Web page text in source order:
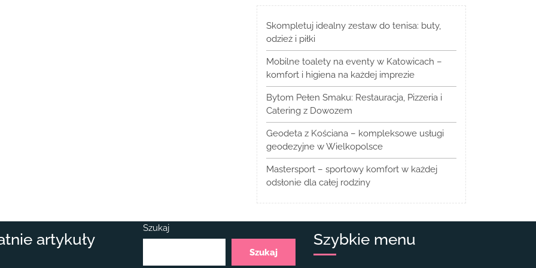
Skompletuj idealny zestaw do tenisa: buty,
odzież i piłki
Mobilne toalety na eventy w Katowicach –
komfort i higiena na każdej imprezie
Bytom Pełen Smaku: Restauracja, Pizzeria i
Catering z Dowozem
Geodeta z Kościana – kompleksowe usługi
geodezyjne w Wielkopolsce
Mastersport – sportowy komfort w każdej
odsłonie dla całej rodziny
artykuły
Szukaj
Szukaj
Szybkie menu